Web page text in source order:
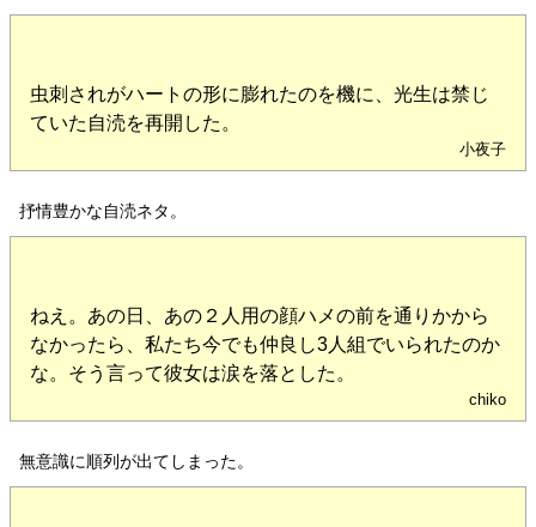
虫刺されがハートの形に膨れたのを機に、光生は禁じ
ていた自涜を再開した。
小夜子
抒情豊かな自涜ネタ。
ねえ。あの日、あの２人用の顔ハメの前を通りかから
なかったら、私たち今でも仲良し3人組でいられたのか
な。そう言って彼女は涙を落とした。
chiko
無意識に順列が出てしまった。